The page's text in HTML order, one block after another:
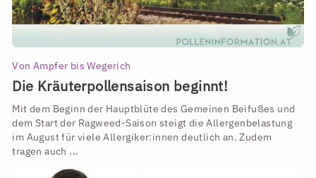
Von Ampfer bis Wegerich
Die Kräuterpollensaison beginnt!
Mit dem Beginn der Hauptblüte des Gemeinen Beifußes und
dem Start der Ragweed-Saison steigt die Allergenbelastung
im August für viele Allergiker:innen deutlich an. Zudem
tragen auch ...